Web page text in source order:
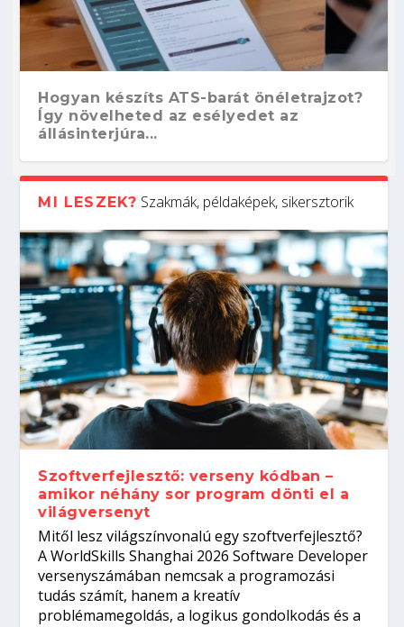
Hogyan készíts ATS-barát önéletrajzot?
Így növelheted az esélyedet az
állásinterjúra...
Kitalálod, mire használják ezeket a
gépeket?
Nem sikerült az egyetemi felvételi?
Tanulj szakmát!
Szoftverfejlesztő: verseny kódban –
amikor néhány sor program dönti el a
világversenyt...
Digitális detox – hogyan kapcsolódj ki
telefon nélkül?
MI LESZEK? Szakmák, példaképek, sikersztorik
Szoftverfejlesztő: verseny kódban –
amikor néhány sor program dönti el a
világversenyt
Mitől lesz világszínvonalú egy szoftverfejlesztő?
A WorldSkills Shanghai 2026 Software Developer
versenyszámában nemcsak a programozási
tudás számít, hanem a kreatív
problémamegoldás, a logikus gondolkodás és a